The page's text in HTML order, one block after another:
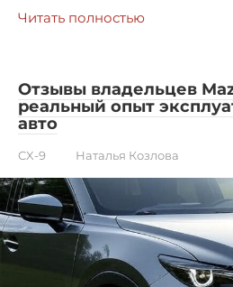
Читать полностью
Отзывы владельцев
реальный опыт
авто
CX-9 Наталья Козлова